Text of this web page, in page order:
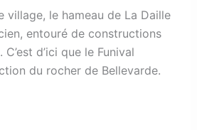
village, le hameau de La Daille
entouré de constructions
d’ici que le Funival
du rocher de Bellevarde.